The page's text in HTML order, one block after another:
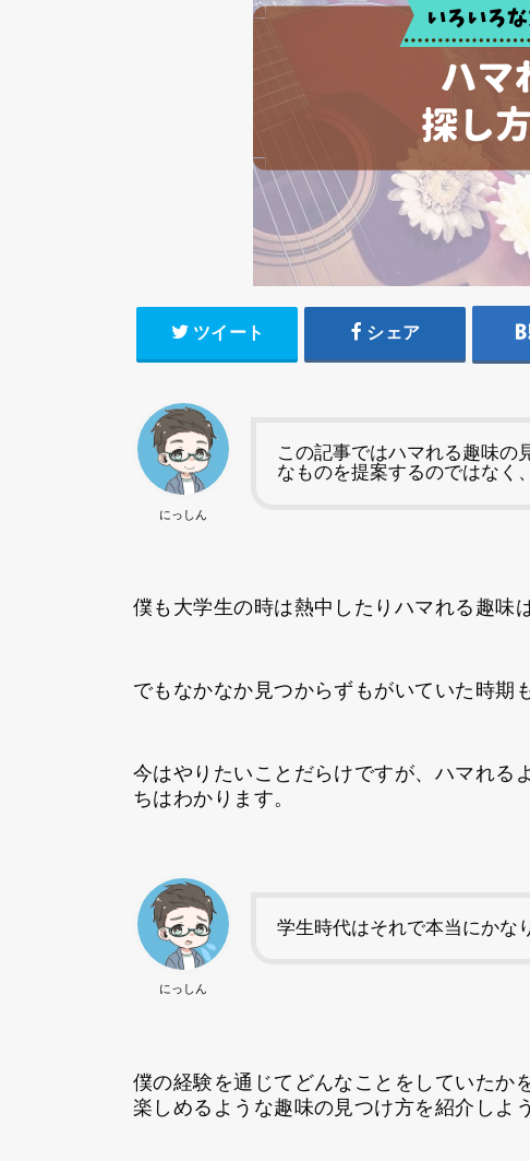
ツイート シェア
にっしん
この記事ではハマれる趣味の
なものを提案するのではなく
僕も大学生の時は熱中したりハマれる趣味
でもなかなか見つからずもがいていた時期
今はやりたいことだらけですが、ハマれる
ちはわかります。
にっしん
学生時代はそれで本当にかな
僕の経験を通じてどんなことをしていたか
楽しめるような趣味の見つけ方を紹介しよ